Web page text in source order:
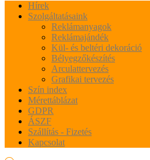
Hírek
Szolgáltatásaink
Reklámanyagok
Reklámajándék
Kül- és beltéri dekoráció
Bélyegzőkészítés
Arculattervezés
Grafikai tervezés
Szín index
Mérettáblázat
GDPR
ÁSZF
Szállítás - Fizetés
Kapcsolat